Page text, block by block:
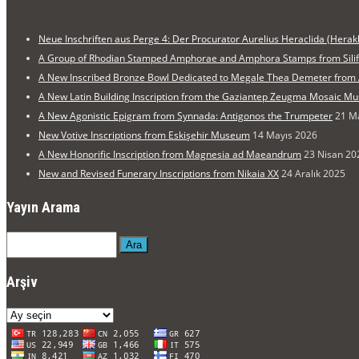
Neue Inschriften aus Perge 4: Der Procurator Aurelius Heraclida
A Group of Rhodian Stamped Amphorae and Amphora Stamps from
A New Inscribed Bronze Bowl Dedicated to Megale Thea Demeter from
A New Latin Building Inscription from the Gaziantep Zeugma Mosaic
A New Agonistic Epigram from Synnada: Antigonos the Trumpeter21
New Votive Inscriptions from Eskişehir Museum 14 Mayıs 2026
A New Honorific Inscription from Magnesia ad Maeandrum23 Nisan
New and Revised Funerary Inscriptions from Nikaia XX24 Aralık 2025
Yayın Arama
Ara
Arşiv
Arşiv